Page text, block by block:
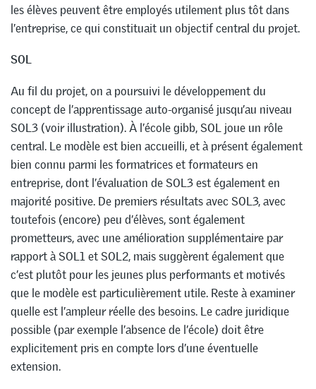
les élèves peuvent être employés utilement plus tôt dans
l’entreprise, ce qui constituait un objectif central du projet.
SOL
Au fil du projet, on a poursuivi le développement du
concept de l’apprentissage auto-organisé jusqu’au niveau
SOL3 (voir illustration). À l’école gibb, SOL joue un rôle
central. Le modèle est bien accueilli, et à présent également
bien connu parmi les formatrices et formateurs en
entreprise, dont l’évaluation de SOL3 est également en
majorité positive. De premiers résultats avec SOL3, avec
toutefois (encore) peu d’élèves, sont également
prometteurs, avec une amélioration supplémentaire par
rapport à SOL1 et SOL2, mais suggèrent également que
c’est plutôt pour les jeunes plus performants et motivés
que le modèle est particulièrement utile. Reste à examiner
quelle est l’ampleur réelle des besoins. Le cadre juridique
possible (par exemple l’absence de l’école) doit être
explicitement pris en compte lors d’une éventuelle
extension.